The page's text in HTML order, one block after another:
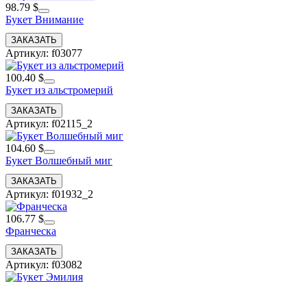
98.79 $
Букет Внимание
Артикул: f03077
100.40 $
Букет из альстромерий
Артикул: f02115_2
104.60 $
Букет Волшебный миг
Артикул: f01932_2
106.77 $
Франческа
Артикул: f03082